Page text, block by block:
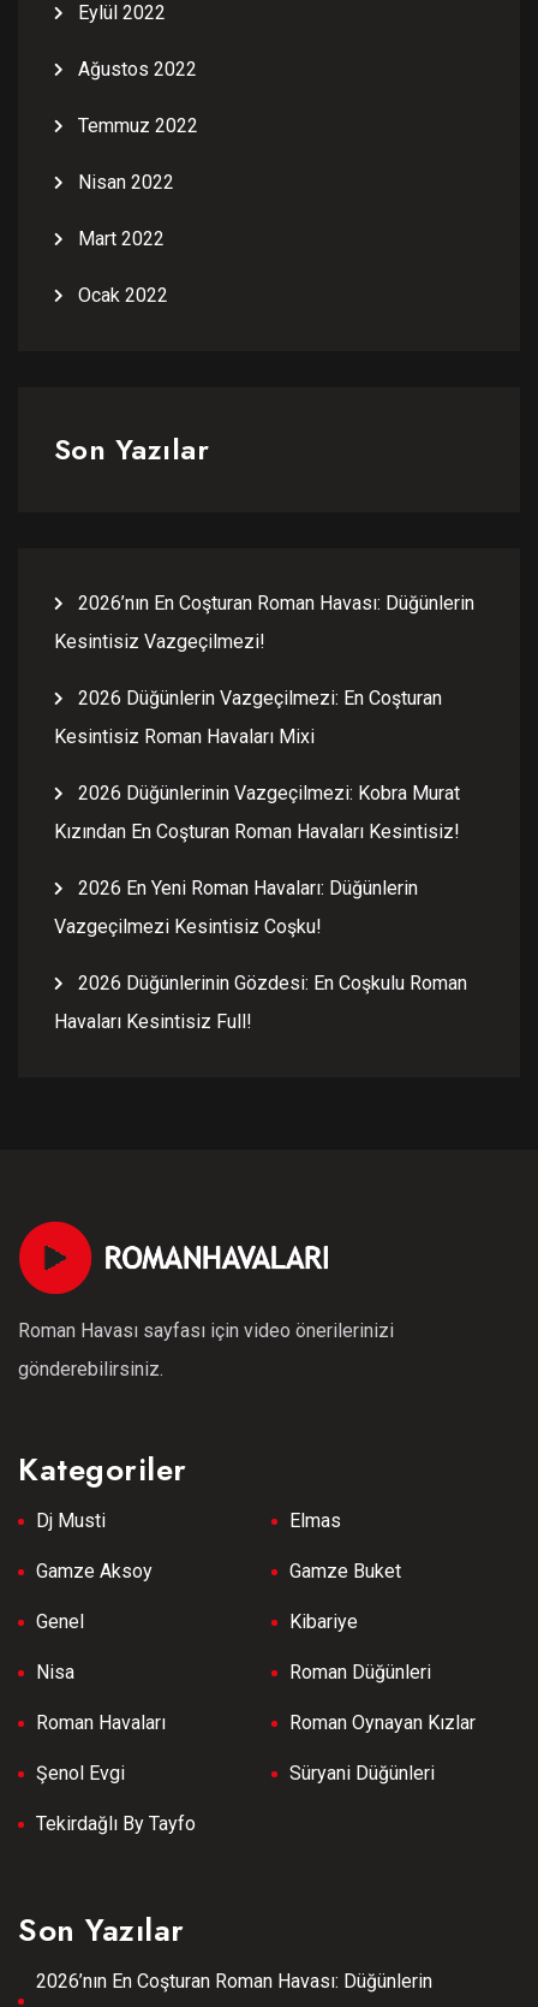
Eylül 2022
Ağustos 2022
Temmuz 2022
Nisan 2022
Mart 2022
Ocak 2022
Son Yazılar
2026’nın En Coşturan Roman Havası: Düğünlerin
Kesintisiz Vazgeçilmezi!
2026 Düğünlerin Vazgeçilmezi: En Coşturan
Kesintisiz Roman Havaları Mixi
2026 Düğünlerinin Vazgeçilmezi: Kobra Murat
Kızından En Coşturan Roman Havaları Kesintisiz!
2026 En Yeni Roman Havaları: Düğünlerin
Vazgeçilmezi Kesintisiz Coşku!
2026 Düğünlerinin Gözdesi: En Coşkulu Roman
Havaları Kesintisiz Full!
Roman Havası sayfası için video önerilerinizi
gönderebilirsiniz.
Kategoriler
Dj Musti Elmas
Gamze Aksoy Gamze Buket
Genel Kibariye
Nisa Roman Düğünleri
Roman Havaları Roman Oynayan Kızlar
Şenol Evgi Süryani Düğünleri
Tekirdağlı By Tayfo
Son Yazılar
2026’nın En Coşturan Roman Havası: Düğünlerin